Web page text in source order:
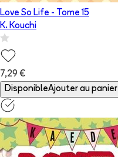
Love So Life - Tome 15
K. Kouchi
7,29 €
DisponibleAjouter au panier